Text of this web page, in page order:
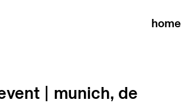
home
| munich, de